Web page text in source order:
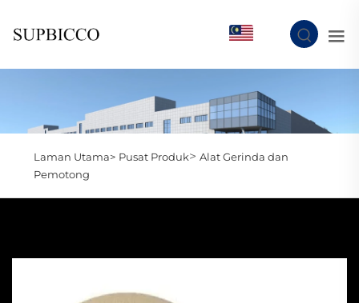
Laman Utama> Pusat Produk> Alat Gerinda dan
Pemotong